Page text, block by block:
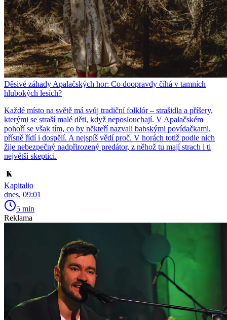
Děsivé záhady Apalačských hor: Co doopravdy číhá v tamních
hlubokých lesích?
Každé místo na světě má svůj tradiční folklór – strašidla a příšery,
kterými se straší malé děti, když neposlouchají. V Apalačském
pohoří se však tím, co by někteří nazvali babskými povídačkami,
přísně řídí i dospělí. A nejspíš vědí proč. V horách totiž podle nich
žije nebezpečný nadpřirozený predátor, z něhož tu mají strach i ti
největší skeptici.
Kapitalio
dnes, 09:01
5 min
Reklama